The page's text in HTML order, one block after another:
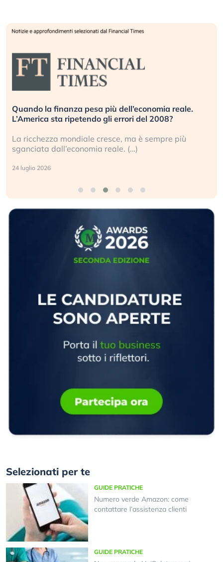
Quando la finanza pesa più dell’economia reale.
L’America sta ripetendo gli errori del 2008?
La ricchezza mondiale cresce, ma è sempre più
sganciata dall’economia reale. (…)
24 luglio 2026
Selezionati per te
GUIDE PRATICHE
Numero verde Amazon: come
contattare l’assistenza clienti
GUIDE PRATICHE